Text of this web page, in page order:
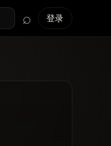
搜索全站
⌕ 登录